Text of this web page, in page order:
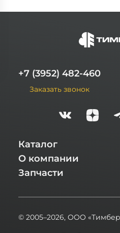
+7 (3952) 482-460
Заказать звонок
Каталог
О компании
Запчасти
© 2005–2026, ООО